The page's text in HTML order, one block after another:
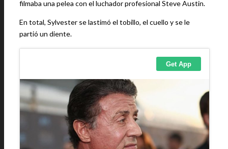
filmaba una pelea con el luchador profesional Steve Austin.
En total, Sylvester se lastimó el tobillo, el cuello y se le
partió un diente.